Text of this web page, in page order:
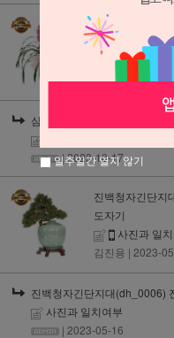
심비디움
물 축하
주문 여부
ㅈㅇㅇ| 2023-
심비디움 (f_0013) 서양란 서
| 2023-10-17
진백청자긴단지
도자기
사진과 일
김진용 | 2023-
진백청자긴단지대(dh_0006)
사진과 일치여부
| 2023-05-16
일주일간 열지 않기